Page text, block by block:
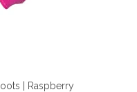
| Raspberry